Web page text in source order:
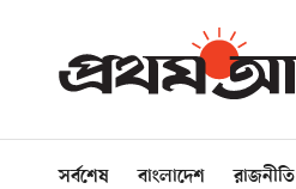
সর্বশেষ বাংলাদেশ রাজনীতি